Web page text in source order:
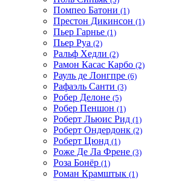
Помпео Батони (1)
Престон Дикинсон (1)
Пьер Гарнье (1)
Пьер Руа (2)
Ральф Хедли (2)
Рамон Касас Карбо (2)
Рауль де Лонгпре (6)
Рафаэль Санти (3)
Робер Делоне (5)
Робер Пеншон (1)
Роберт Льюис Рид (1)
Роберт Ондердонк (2)
Роберт Цюнд (1)
Роже Де Ла Френе (3)
Роза Бонёр (1)
Роман Крамштык (1)